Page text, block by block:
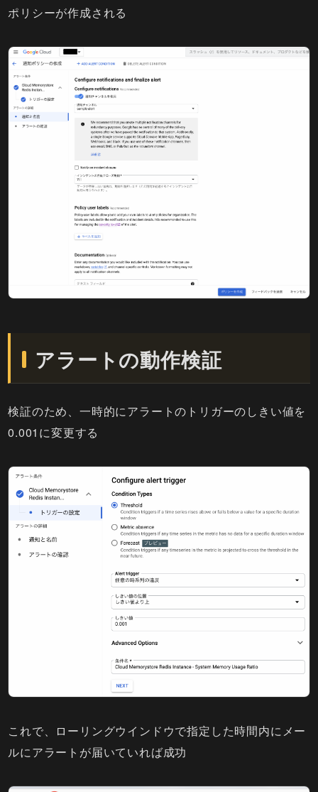
ポリシーが作成される
アラートの動作検証
検証のため、一時的にアラートのトリガーのしきい値を
0.001に変更する
これで、ローリングウインドウで指定した時間内にメー
ルにアラートが届いていれば成功